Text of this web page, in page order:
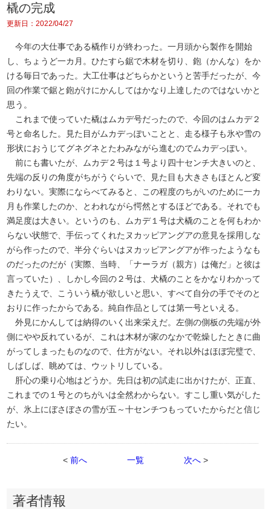
橇の完成
更新日：2022/04/27
今年の大仕事である橇作りが終わった。一月頭から製作を開始
し、ちょうど一カ月。ひたすら鋸で木材を切り、鉋（かんな）をか
ける毎日であった。大工仕事はどちらかというと苦手だったが、今
回の作業で鋸と鉋がけにかんしてはかなり上達したのではないかと
思う。
これまで使っていた橇はムカデ号だったので、今回のはムカデ２
号と命名した。見た目がムカデっぽいことと、走る様子も氷や雪の
形状におうじてグネグネとたわみながら進むのでムカデっぽい。
前にも書いたが、ムカデ２号は１号より四十センチ大きいのと、
先端の反りの角度がちがうぐらいで、見た目も大きさもほとんど変
わりない。実際にならべてみると、この程度のちがいのために一カ
月も作業したのか、とわれながら愕然とするほどである。それでも
満足度は大きい。というのも、ムカデ１号は犬橇のことを何もわか
らない状態で、手伝ってくれたヌカッピアングアの意見を採用しな
がら作ったので、半分ぐらいはヌカッピアングアが作ったようなも
のだったのだが（実際、当時、「ナーラガ（親方）は俺だ」と彼は
言っていた）、しかし今回の２号は、犬橇のことをかなりわかって
きたうえで、こういう橇が欲しいと思い、すべて自分の手でそのと
おりに作ったからである。純自作品としては第一号といえる。
外見にかんしては納得のいく出来栄えだ。左側の側板の先端が外
側にやや反れているが、これは木材が家のなかで乾燥したときに曲
がってしまったものなので、仕方がない。それ以外はほぼ完璧で、
しばしば、眺めては、ウットリしている。
肝心の乗り心地はどうか。先日は初の試走に出かけたが、正直、
これまでの１号とのちがいは全然わからない。すこし重い気がした
が、氷上にぼさぼさの雪が五～十センチつもっていたからだと信じ
たい。
< 前へ 一覧 次へ >
著者情報